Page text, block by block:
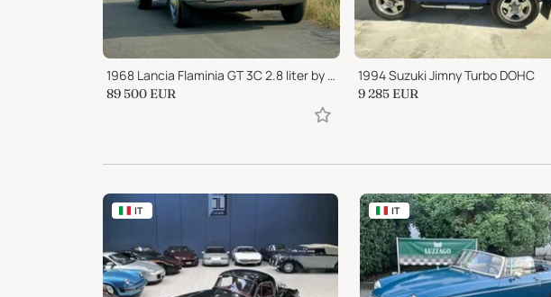
1968 Lancia Flaminia GT 3C 2.8 liter by Touring “Superleggera"
89 500 EUR
1994 Suzuki Jimny Turbo DOHC
9 285 EUR
IT IT